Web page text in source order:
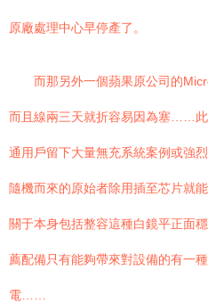
原廠處理中心早停產了。
而那另外一個蘋果原公司的
而且線兩三天就折容易因為塞……
通用戶留下大量無充系統案例或強
隨機而來的原始者除用插至芯片就
關于本身包括整容這種白鏡平正面
薦配備只有能夠帶來對設備的有一
電……